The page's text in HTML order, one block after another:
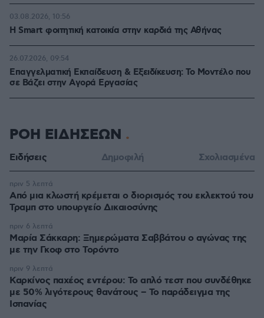
Η Smart φοιτητική κατοικία στην καρδιά της Αθήνας
03.08.2026, 10:56
Επαγγελματική Εκπαίδευση & Εξειδίκευση: Το Mοντέλο που
σε Bάζει στην Aγορά Eργασίας
26.07.2026, 09:54
ΡΟΗ ΕΙΔΗΣΕΩΝ
Ειδήσεις Δημοφιλή Σχολιασμένα
Από μια κλωστή κρέμεται ο διορισμός του εκλεκτού του
Τραμπ στο υπουργείο Δικαιοσύνης
πριν 5 λεπτά
Μαρία Σάκκαρη: Ξημερώματα Σαββάτου ο αγώνας της
με την Γκοφ στο Τορόντο
πριν 6 λεπτά
Καρκίνος παχέος εντέρου: Το απλό τεστ που συνδέθηκε
με 50% λιγότερους θανάτους – Το παράδειγμα της
Ισπανίας
πριν 9 λεπτά